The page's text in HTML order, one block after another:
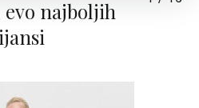
evo najboljih